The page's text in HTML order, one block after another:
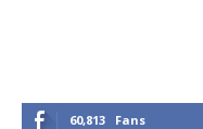
60,813 Fans